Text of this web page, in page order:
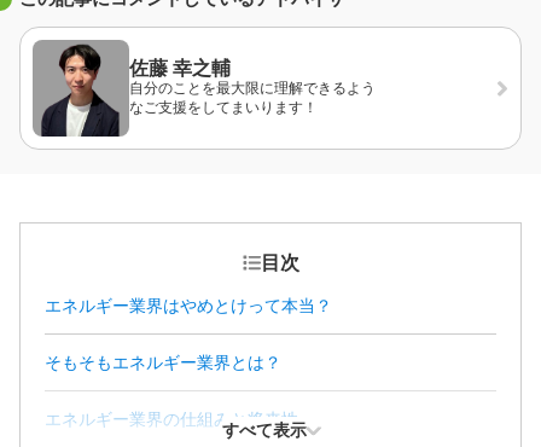
佐藤 幸之輔
自分のことを最大限に理解できるよう
なご支援をしてまいります！
目次
エネルギー業界はやめとけって本当？
そもそもエネルギー業界とは？
エネルギー業界の仕組みと将来性
すべて表示